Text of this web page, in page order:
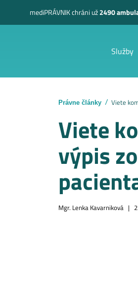
mediPRÁVNIKchráni už2490
Služby
Právne články Viete
Viete
výpis
Mgr. Lenka Kavarniková |